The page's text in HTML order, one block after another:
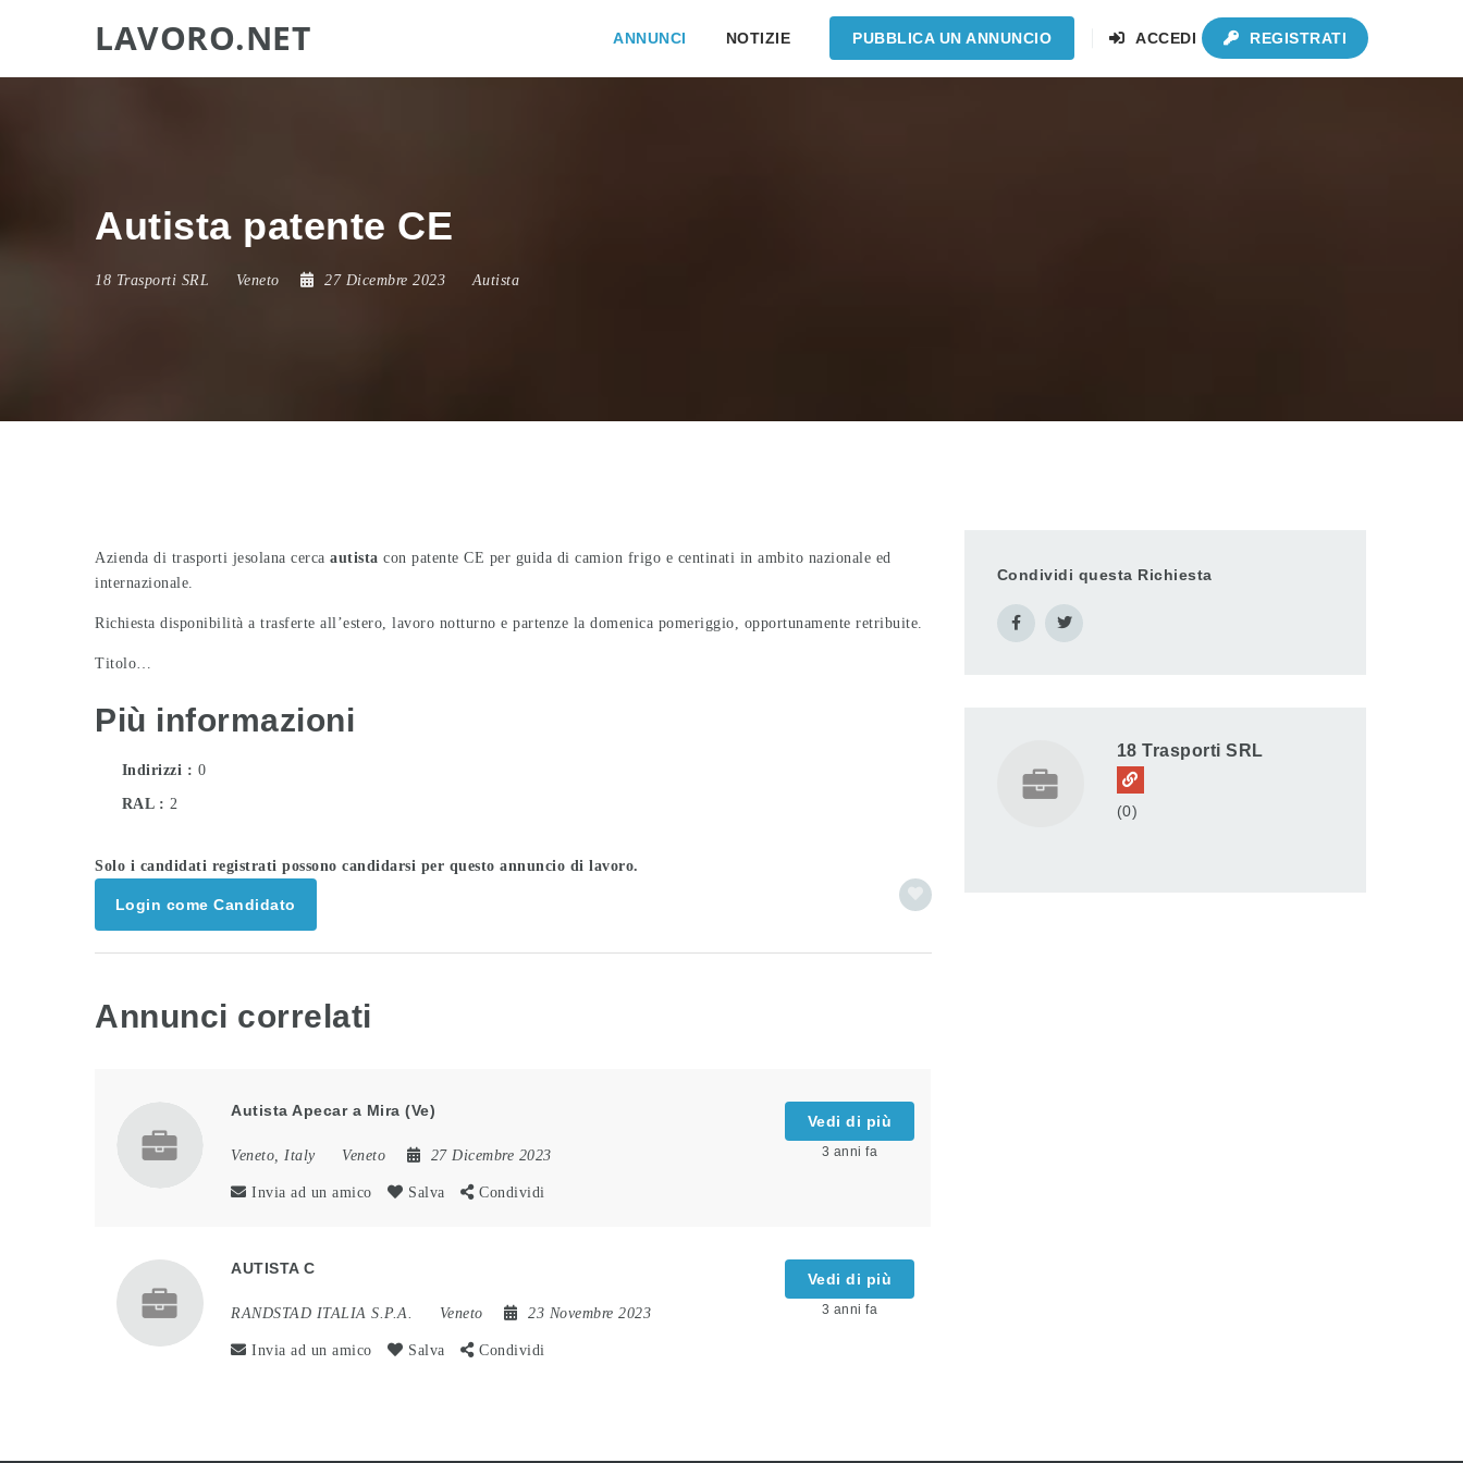
LAVORO.NET ANNUNCI NOTIZIE PUBBLICA UN ANNUNCIO ACCEDI REGISTRATI
Autista patente CE
18 Trasporti SRL Veneto 27 Dicembre 2023 Autista
Azienda di trasporti jesolana cerca autista con patente CE per guida di camion frigo e centinati in ambito nazionale ed
internazionale.
Richiesta disponibilità a trasferte all’estero, lavoro notturno e partenze la domenica pomeriggio, opportunamente retribuite.
Titolo…
Più informazioni
Indirizzi 0
RAL 2
Solo i candidati registrati possono candidarsi per questo annuncio di lavoro.
Login come Candidato
Annunci correlati
Autista Apecar a Mira (Ve)
Veneto, Italy Veneto 27 Dicembre 2023
Invia ad un amico Salva Condividi
Vedi di più
3 anni fa
AUTISTA C
RANDSTAD ITALIA S.P.A. Veneto 23 Novembre 2023
Invia ad un amico Salva Condividi
Vedi di più
3 anni fa
Condividi questa Richiesta
18 Trasporti SRL
(0)